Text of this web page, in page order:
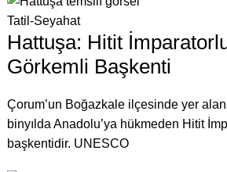
Tatil-Seyahat
Hattuşa: Hitit
Görkemli Başkenti
Çorum’un Boğazkale ilçesinde yer
binyılda Anadolu’ya hükmeden Hitit
başkentidir. UNESCO